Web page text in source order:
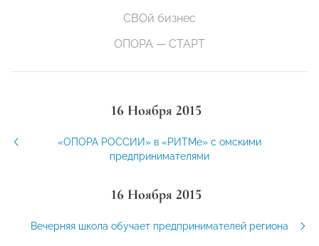
СВОй бизнес
ОПОРА — СТАРТ
16 Ноября 2015
«ОПОРА РОССИИ» в «РИТМе» с омскими
предпринимателями
16 Ноября 2015
Вечерняя школа обучает предпринимателей региона